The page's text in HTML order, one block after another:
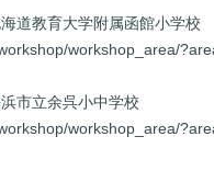
教育大学附属函館小学校
workshop_area/
市立余呉小中学校
workshop_area/